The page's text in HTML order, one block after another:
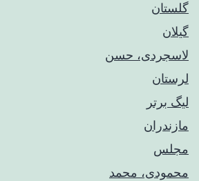
گلستان
گیلان
لاسجردی، حسن
لرستان
لیگ برتر
مازندران
مجلس
محمودی، محمد